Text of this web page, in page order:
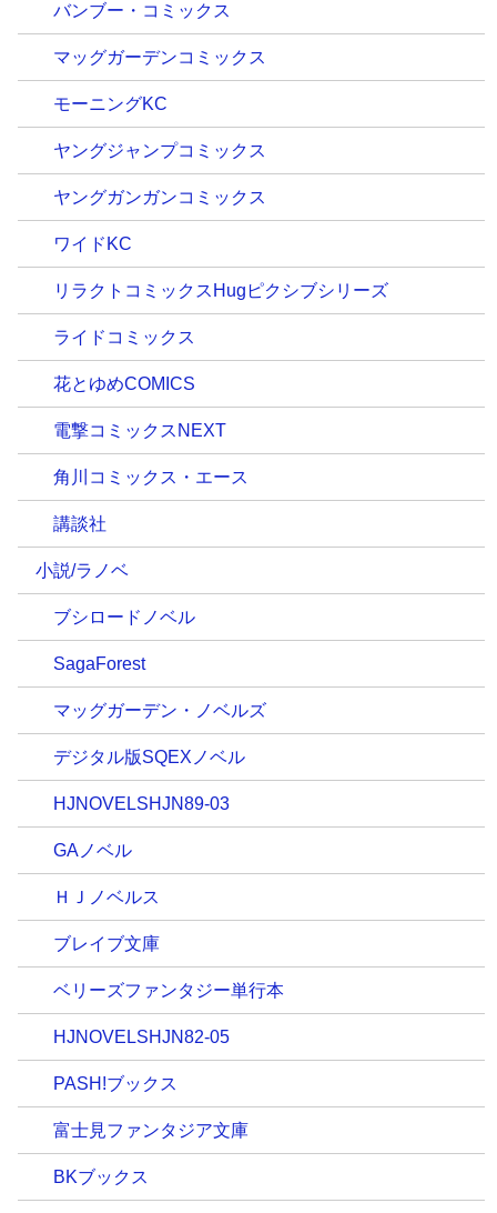
バンブー・コミックス
マッグガーデンコミックス
モーニングKC
ヤングジャンプコミックス
ヤングガンガンコミックス
ワイドKC
リラクトコミックスHugピクシブシリーズ
ライドコミックス
花とゆめCOMICS
電撃コミックスNEXT
角川コミックス・エース
講談社
小説/ラノベ
ブシロードノベル
SagaForest
マッグガーデン・ノベルズ
デジタル版SQEXノベル
HJNOVELSHJN89-03
GAノベル
ＨＪノベルス
ブレイブ文庫
ベリーズファンタジー単行本
HJNOVELSHJN82-05
PASH!ブックス
富士見ファンタジア文庫
BKブックス